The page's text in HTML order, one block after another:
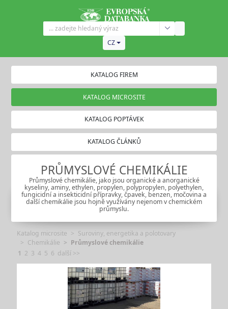
CZ
KATALOG FIREM
KATALOG MICROSITE
KATALOG POPTÁVEK
KATALOG ČLÁNKŮ
PRŮMYSLOVÉ CHEMIKÁLIE
Průmyslové chemikálie, jako jsou organické a anorganické
kyseliny, aminy, ethylen, propylen, polypropylen, polyethylen,
fungicidní a insekticidní přípravky, čpavek, benzen, močovina a
další chemikálie jsou hojně využívány nejenom v chemickém
průmyslu.
Katalog microsite
Suroviny, energetika a polotovary
Chemikálie
Průmyslové chemikálie
1 2 3 4 5 6 další >>